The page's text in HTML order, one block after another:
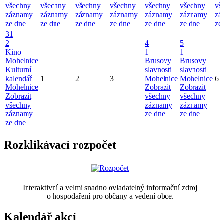
všechny
záznamy
ze dne
všechny
záznamy
ze dne
všechny
záznamy
ze dne
všechny
záznamy
ze dne
všechny
záznamy
ze dne
všechny
záznamy
ze dne
31
2
Kino
Mohelnice
Kulturní
kalendář
Mohelnice
Zobrazit
všechny
záznamy
ze dne
1 2 3
4
1
Brusovy
slavnosti
Mohelnice
Zobrazit
všechny
záznamy
ze dne
5
1
Brusovy
slavnosti
Mohelnice
Zobrazit
všechny
záznamy
ze dne
6
Rozklikávací rozpočet
Interaktivní a velmi snadno ovladatelný informační zdroj
o hospodaření pro občany a vedení obce.
Kalendář akcí